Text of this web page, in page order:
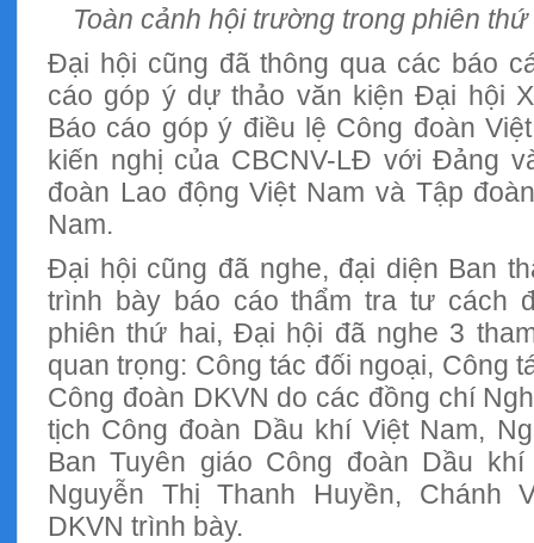
Toàn cảnh hội trường trong phiên
Đại hội cũng đã thông qua các báo
cáo góp ý dự thảo văn kiện Đại hội
Báo cáo góp ý điều lệ Công đoàn
kiến nghị của CBCNV-LĐ với Đảng
đoàn Lao động Việt Nam và Tập
Nam.
Đại hội cũng đã nghe, đại diện Ban
trình bày báo cáo thẩm tra tư cách
phiên thứ hai, Đại hội đã nghe 3
quan trọng: Công tác đối ngoại, Công
Công đoàn DKVN do các đồng chí
tịch Công đoàn Dầu khí Việt Nam,
Ban Tuyên giáo Công đoàn Dầu
Nguyễn Thị Thanh Huyền, Chánh
DKVN trình bày.